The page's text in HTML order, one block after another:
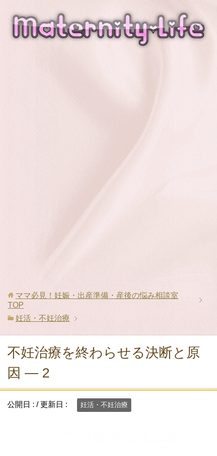
ママ必見！妊娠・出産準備・産後の悩み相談室
TOP
妊活・不妊治療
不妊治療を終わらせる決断と原
因 ― 2
公開日 : / 更新日 : 妊活・不妊治療